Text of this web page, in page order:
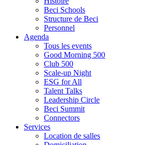
Beci Schools
Structure de Beci
Personnel
Agenda
Tous les events
Good Morning 500
Club 500
Scale-up Night
ESG for All
Talent Talks
Leadership Circle
Beci Summit
Connectors
Services
Location de salles